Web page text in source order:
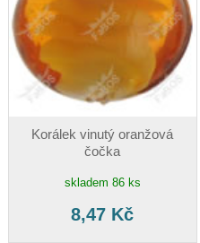
Korálek vinutý oranžová
čočka
skladem 86 ks
8,47 Kč